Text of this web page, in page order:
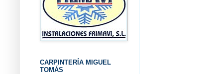
CARPINTERÍA MIGUEL
TOMÁS